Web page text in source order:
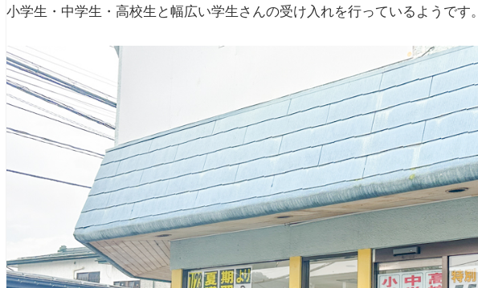
小学生・中学生・高校生と幅広い学生さんの受け入れを行っているようです。